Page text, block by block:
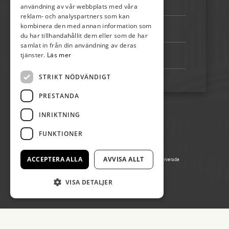
072-507 80 50
Bankgiro: 5192-4348
Swish: 123 222 02 67
© Copyright 2026 Ölands Skördefest, alla rättigheter reserverade
Producerad av Gota Media Brand Studio
användning av vår webbplats med våra
reklam- och analyspartners som kan
kombinera den med annan information som
du har tillhandahållit dem eller som de har
samlat in från din användning av deras
tjänster. Läs mer
STRIKT NÖDVÄNDIGT
PRESTANDA
INRIKTNING
FUNKTIONER
ACCEPTERA ALLA AVVISA ALLT
VISA DETALJER